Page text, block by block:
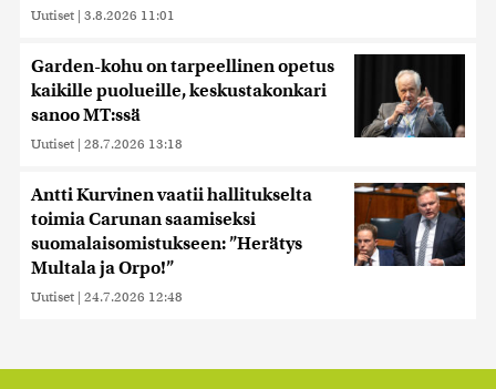
Uutiset | 3.8.2026 11:01
Garden-kohu on tarpeellinen opetus
kaikille puolueille, keskustakonkari
sanoo MT:ssä
Uutiset | 28.7.2026 13:18
Antti Kurvinen vaatii hallitukselta
toimia Carunan saamiseksi
suomalaisomistukseen: ”Herätys
Multala ja Orpo!”
Uutiset | 24.7.2026 12:48